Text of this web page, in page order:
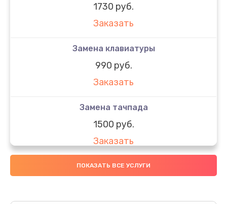
1730 руб.
Заказать
Замена клавиатуры
990 руб.
Заказать
Замена тачпада
1500 руб.
Заказать
Замена южного моста
Заказать
ПОКАЗАТЬ ВСЕ УСЛУГИ